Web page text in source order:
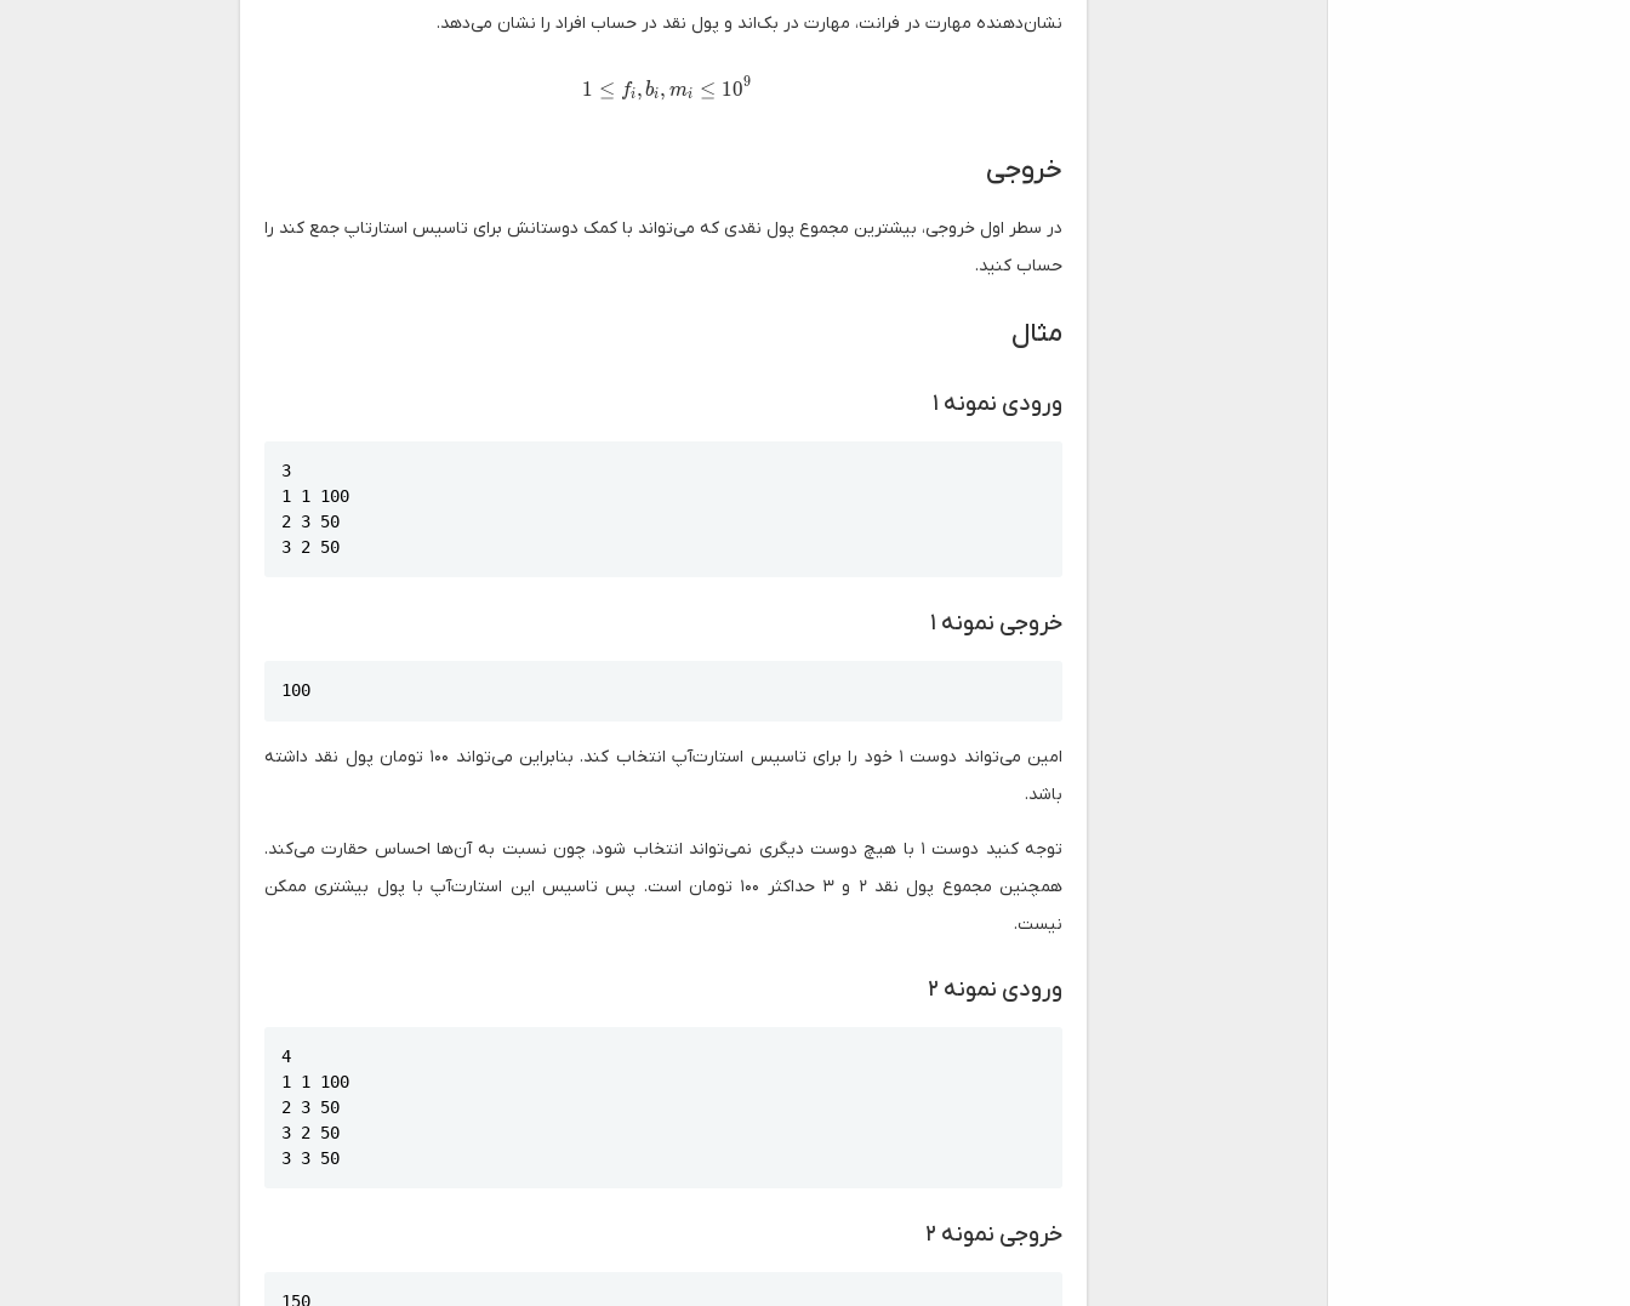
نشان‌دهنده مهارت در فرانت، مهارت در بک‌اند و پول نقد در حساب افراد را نشان می‌دهد.
1 \leq f_i, b_i, m_i \leq 10^9
1 ≤ fi, bi, mi ≤ 109
خروجی
در سطر اول خروجی، بیشترین مجموع پول‌ نقدی که می‌تواند با کمک دوستانش برای تاسیس استارتاپ جمع کند را
حساب کنید.
مثال
ورودی نمونه ۱
3
1 1 100
2 3 50
3 2 50
خروجی نمونه ۱
100
امین می‌تواند دوست ۱ خود را برای تاسیس استارت‌آپ انتخاب کند. بنابراین می‌تواند ۱۰۰ تومان پول نقد داشته
باشد.
توجه کنید دوست ۱ با هیچ دوست دیگری نمی‌تواند انتخاب شود، چون نسبت به آن‌ها احساس حقارت می‌کند.
همچنین مجموع پول نقد ۲ و ۳ حداکثر ۱۰۰ تومان است. پس تاسیس این استارت‌آپ با پول بیشتری ممکن
نیست.
ورودی نمونه ۲
4
1 1 100
2 3 50
3 2 50
3 3 50
خروجی نمونه ۲
150